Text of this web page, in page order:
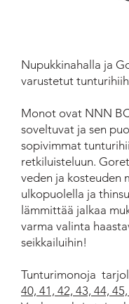
Nupukkinahalla ja
varustetut
Monot ovat NNN
soveltuvat ja sen
sopivimmat
retkiluisteluun.
veden ja kosteuden
ulkopuolella ja
lämmittää jalkaa
varma valinta
seikkailuihin!
Tunturimonoja
40, 41, 42, 43, 44,